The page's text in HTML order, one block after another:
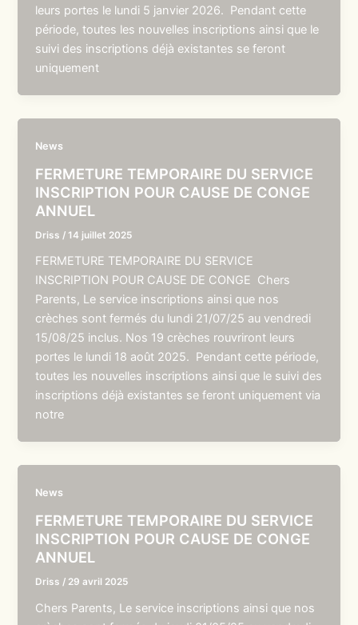
leurs portes le lundi 5 janvier 2026. Pendant cette
période, toutes les nouvelles inscriptions ainsi que le
suivi des inscriptions déjà existantes se feront
uniquement
News
FERMETURE TEMPORAIRE DU SERVICE
INSCRIPTION POUR CAUSE DE CONGE
ANNUEL
Driss /14 juillet 2025
FERMETURE TEMPORAIRE DU SERVICE
INSCRIPTION POUR CAUSE DE CONGE Chers
Parents, Le service inscriptions ainsi que nos
crèches sont fermés du lundi 21/07/25 au vendredi
15/08/25 inclus. Nos 19 crèches rouvriront leurs
portes le lundi 18 août 2025. Pendant cette période,
toutes les nouvelles inscriptions ainsi que le suivi des
inscriptions déjà existantes se feront uniquement via
notre
News
FERMETURE TEMPORAIRE DU SERVICE
INSCRIPTION POUR CAUSE DE CONGE
ANNUEL
Driss / 29 avril 2025
Chers Parents, Le service inscriptions ainsi que nos